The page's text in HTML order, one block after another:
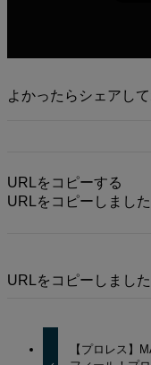
よかったらシェアして
URLをコピーする
URLをコピーしました
URLをコピーしました
【プロレス】